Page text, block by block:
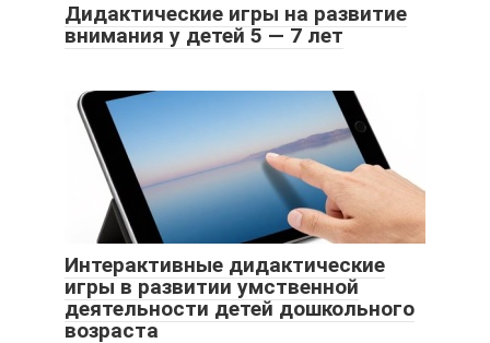
Дидактические игры на развитие
внимания у детей 5 — 7 лет
Интерактивные дидактические
игры в развитии умственной
деятельности детей дошкольного
возраста